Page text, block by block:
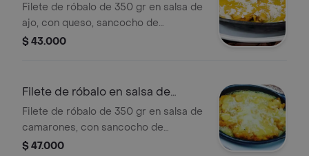
Filete de róbalo de 350 gr en salsa de
ajo, con queso, sancocho de
pescado, patacón, ensalada y arroz a
$ 43.000
Filete de róbalo en salsa de
camarones
Filete de róbalo de 350 gr en salsa de
camarones, con sancocho de
pescado, arroz a elección, ensalada y
$ 47.000